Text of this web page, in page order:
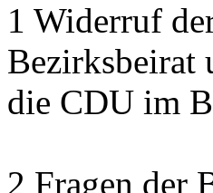
1 Widerruf
Bezirksbeirat
die CDU im
2 Fragen der